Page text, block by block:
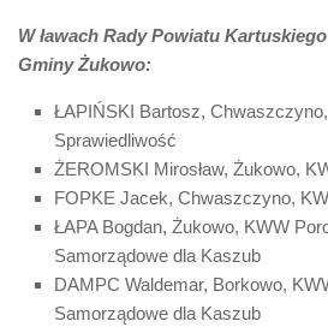
W ławach Rady Powiatu
Gminy Żukowo:
ŁAPIŃSKI Bartosz,
Sprawiedliwość
ŻEROMSKI Mirosław, Żukowo,
FOPKE Jacek, Chwaszczyno,
ŁAPA Bogdan, Żukowo, KWW
Samorządowe dla Kaszub
DAMPC Waldemar, Borkowo,
Samorządowe dla Kaszub